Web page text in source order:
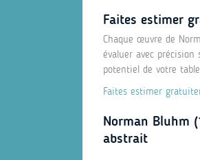
Faites estimer
Chaque œuvre de
évaluer avec
potentiel de votre
Faites estimer
Norman Bluhm
abstrait